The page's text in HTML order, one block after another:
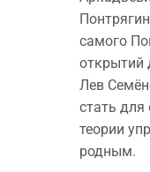
самого
открытий
Лев
стать для
теории
родным.